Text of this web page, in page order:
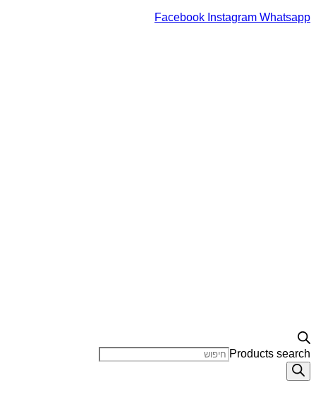
Facebook Instagram Whatsapp
Products search